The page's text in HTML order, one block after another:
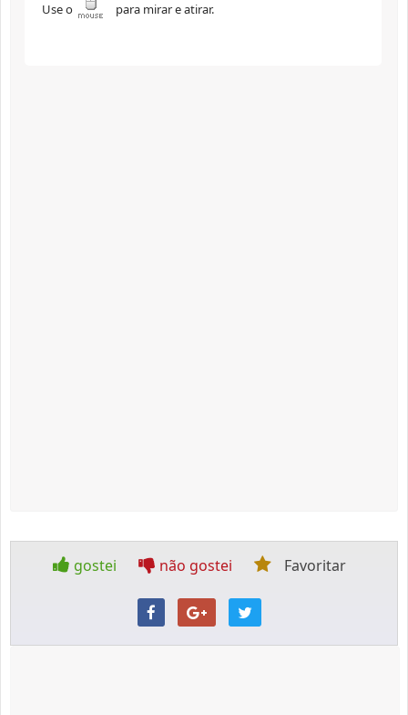
Use o para mirar e atirar.
gostei não gostei Favoritar